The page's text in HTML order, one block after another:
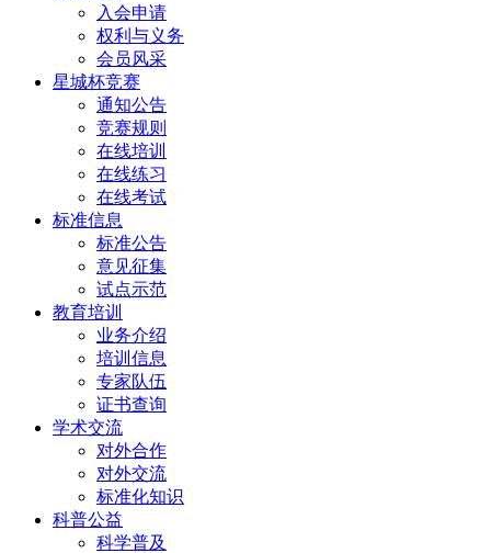
入会申请
权利与义务
会员风采
星城杯竞赛
通知公告
竞赛规则
在线培训
在线练习
在线考试
标准信息
标准公告
意见征集
试点示范
教育培训
业务介绍
培训信息
专家队伍
证书查询
学术交流
对外合作
对外交流
标准化知识
科普公益
科学普及